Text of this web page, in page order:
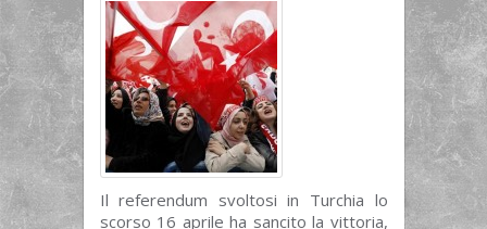
Il referendum svoltosi in Turchia lo
scorso 16 aprile ha sancito la vittoria,